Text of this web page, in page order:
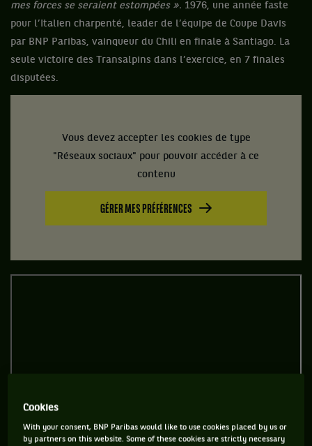
mes forces se seraient estompées ». 1976, une année faste
pour l’Italien charpenté, leader de l’équipe de Coupe Davis
par BNP Paribas, vainqueur du Chili en finale à Santiago. La
seule victoire des Transalpins dans l’exercice, en 7 finales
disputées.
Vous devez accepter les cookies de type
"Réseaux sociaux" pour pouvoir accéder à ce
contenu
GÉRER MES PRÉFÉRENCES
Cookies
With your consent, BNP Paribas would like to use cookies placed by us or
by partners on this website. Some of these cookies are strictly necessary